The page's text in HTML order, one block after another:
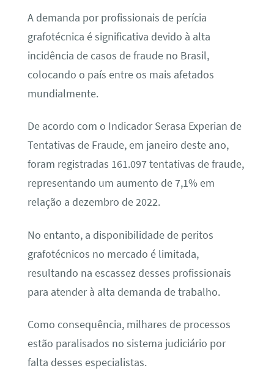
A demanda por profissionais de perícia
grafotécnica é significativa devido à alta
incidência de casos de fraude no Brasil,
colocando o país entre os mais afetados
mundialmente.
De acordo com o Indicador Serasa Experian de
Tentativas de Fraude, em janeiro deste ano,
foram registradas 161.097 tentativas de fraude,
representando um aumento de 7,1% em
relação a dezembro de 2022.
No entanto, a disponibilidade de peritos
grafotécnicos no mercado é limitada,
resultando na escassez desses profissionais
para atender à alta demanda de trabalho.
Como consequência, milhares de processos
estão paralisados no sistema judiciário por
falta desses especialistas.